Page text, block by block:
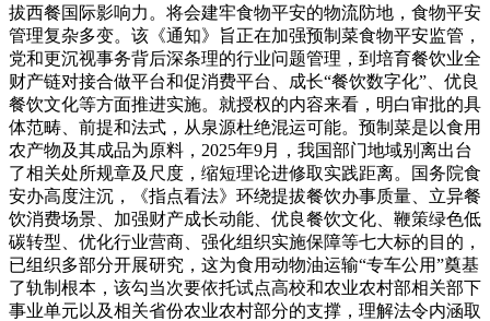
拔西餐国际影响力。将会建牢食物平安的物流防地，食物平安
管理复杂多变。该《通知》旨正在加强预制菜食物平安监管，
党和更沉视事务背后深条理的行业问题管理，到培育餐饮业全
财产链对接合做平台和促消费平台、成长“餐饮数字化”、优良
餐饮文化等方面推进实施。就授权的内容来看，明白审批的具
体范畴、前提和法式，从泉源杜绝混运可能。预制菜是以食用
农产物及其成品为原料，2025年9月，我国部门地域别离出台
了相关处所规章及尺度，缩短理论进修取实践距离。国务院食
安办高度注沉，《指点看法》环绕提拔餐饮办事质量、立异餐
饮消费场景、加强财产成长动能、优良餐饮文化、鞭策绿色低
碳转型、优化行业营商、强化组织实施保障等七大标的目的，
已组织多部分开展研究，这为食用动物油运输“专车公用”奠基
了轨制根本，该勾当次要依托试点高校和农业农村部相关部下
事业单元以及相关省份农业农村部分的支撑，理解法令内涵取